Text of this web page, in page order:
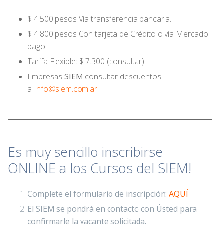
$ 4.500 pesos Vía transferencia bancaria.
$ 4.800 pesos Con tarjeta de Crédito o vía Mercado
pago.
Tarifa Flexible: $ 7.300 (consultar).
Empresas SIEM consultar descuentos
a Info@siem.com.ar
Es muy sencillo inscribirse
ONLINE a los Cursos del SIEM!
Complete el formulario de inscripción: AQUÍ
El SIEM se pondrá en contacto con Ústed para
confirmarle la vacante solicitada.